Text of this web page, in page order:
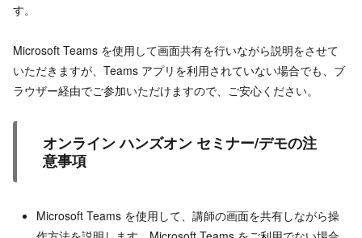
す。
Microsoft Teams を使用して画面共有を行いながら説明をさせて
いただきますが、Teams アプリを利用されていない場合でも、ブ
ラウザー経由でご参加いただけますので、ご安心ください。
オンライン ハンズオン セミナー/デモの注
意事項
Microsoft Teams を使用して、講師の画面を共有しながら操